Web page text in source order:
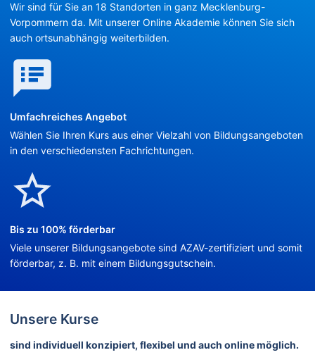
Wir sind für Sie an 18 Standorten in ganz Mecklenburg-
Vorpommern da. Mit unserer Online Akademie können Sie sich
auch ortsunabhängig weiterbilden.
Umfachreiches Angebot
Wählen Sie Ihren Kurs aus einer Vielzahl von Bildungsangeboten
in den verschiedensten Fachrichtungen.
Bis zu 100% förderbar
Viele unserer Bildungsangebote sind AZAV-zertifiziert und somit
förderbar, z. B. mit einem Bildungsgutschein.
Unsere Kurse
sind individuell konzipiert, flexibel und auch online möglich.